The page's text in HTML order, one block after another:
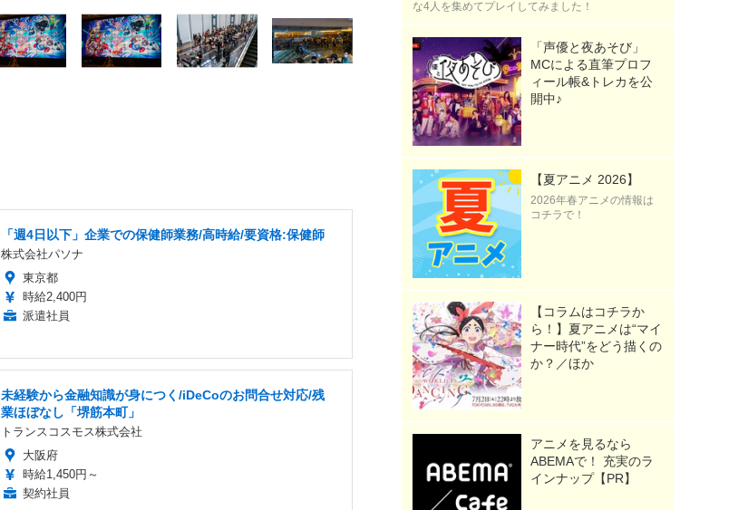
「週4日以下」企業での保健師業務/高時給/要資格:保健師
株式会社パソナ
東京都
時給2,400円
派遣社員
未経験から金融知識が身につく/iDeCoのお問合せ対応/残
業ほぼなし「堺筋本町」
トランスコスモス株式会社
大阪府
時給1,450円～
契約社員
な4人を集めてプレイしてみました！
「声優と夜あそび」
MCによる直筆プロフ
ィール帳&トレカを公
開中♪
【夏アニメ 2026】
2026年春アニメの情報は
コチラで！
【コラムはコチラか
ら！】夏アニメは“マイ
ナー時代”をどう描くの
か？／ほか
アニメを見るなら
ABEMAで！ 充実のラ
インナップ【PR】